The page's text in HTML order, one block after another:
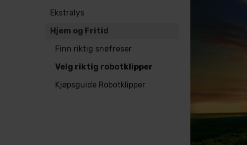
Ekstralys
Hjem og Fritid
Finn riktig snøfreser
Velg riktig robotklipper
Kjøpsguide Robotklipper